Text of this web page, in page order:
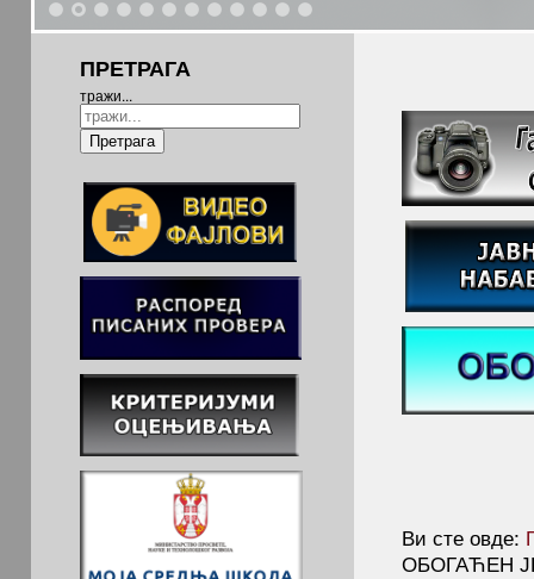
ПРЕТРАГА
тражи...
Претрага
Ви сте овде:
ОБОГАЋЕН